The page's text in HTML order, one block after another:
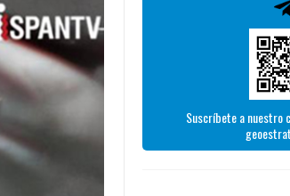
Suscríbete a nuestro